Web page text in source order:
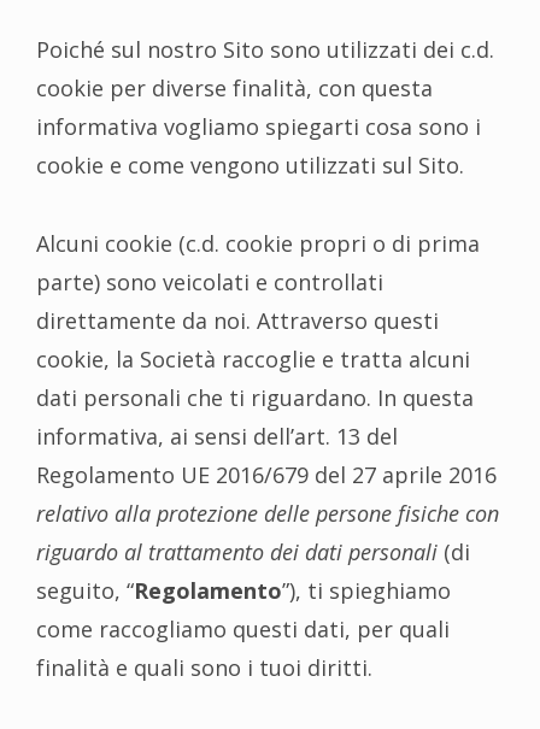
Poiché sul nostro Sito sono utilizzati dei c.d.
cookie per diverse finalità, con questa
informativa vogliamo spiegarti cosa sono i
cookie e come vengono utilizzati sul Sito.
Alcuni cookie (c.d. cookie propri o di prima
parte) sono veicolati e controllati
direttamente da noi. Attraverso questi
cookie, la Società raccoglie e tratta alcuni
dati personali che ti riguardano. In questa
informativa, ai sensi dell’art. 13 del
Regolamento UE 2016/679 del 27 aprile 2016
relativo alla protezione delle persone fisiche con
riguardo al trattamento dei dati personali (di
seguito, “Regolamento”), ti spieghiamo
come raccogliamo questi dati, per quali
finalità e quali sono i tuoi diritti.